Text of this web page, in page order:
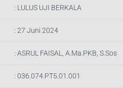
: LULUS UJI BERKALA
: 27 Juni 2024
: ASRUL FAISAL, A.Ma.PKB, S.Sos
: 036.074.PT5.01.001